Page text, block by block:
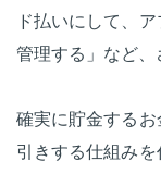
ド払いにして、
管理する」など、
確実に貯金する
引きする仕組み